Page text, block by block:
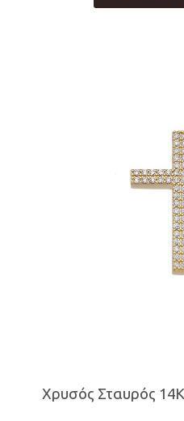
Χρυσός Σταυρός 14Κ